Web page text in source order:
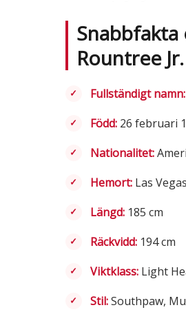
Snabbfakta
Rountree Jr.
Fullständigt namn:
Född:26 februari
Nationalitet:
Hemort:Las
Längd:185 cm
Räckvidd:194 cm
Viktklass:Light
Stil:Southpaw,